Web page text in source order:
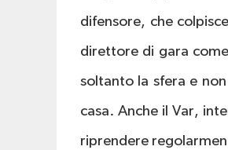
difensore, che
direttore di gara
soltanto la sfera e
casa. Anche il Var,
riprendere